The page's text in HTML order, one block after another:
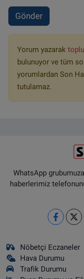
Gönder
Yorum yazarak
bulunuyor ve tüm
yorumlardan Son
tutulamaz.
WhatsApp
haberlerimiz
Nöbetçi Eczaneler
Hava Durumu
Trafik Durumu